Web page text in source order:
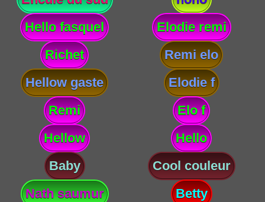
Hello fasquel
Elodie remi
Richet
Remi elo
Hellow gaste
Elodie f
Remi
Elo f
Hellow
Hello
Baby
Cool couleur
Nath saumur
Betty